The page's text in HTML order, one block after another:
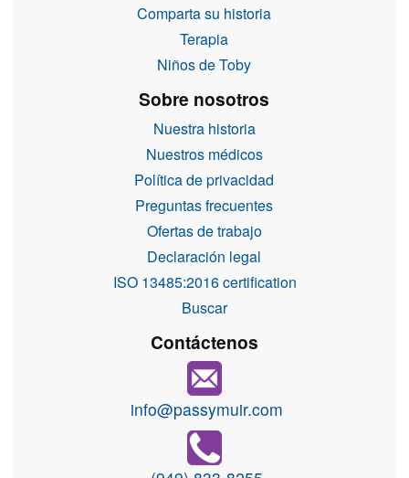
Comparta su historia
Terapia
Niños de Toby
Sobre nosotros
Nuestra historia
Nuestros médicos
Política de privacidad
Preguntas frecuentes
Ofertas de trabajo
Declaración legal
ISO 13485:2016 certification
Buscar
Contáctenos
info@passymuir.com